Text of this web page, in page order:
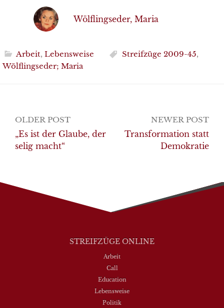
Wölflingseder, Maria
Arbeit, Lebensweise Streifzüge 2009-45,
Wölflingseder; Maria
Post
navigation
OLDER POST
„Es ist der Glaube, der
selig macht“
NEWER POST
Transformation statt
Demokratie
STREIFZÜGE ONLINE
Arbeit
Call
Education
Lebensweise
Politik